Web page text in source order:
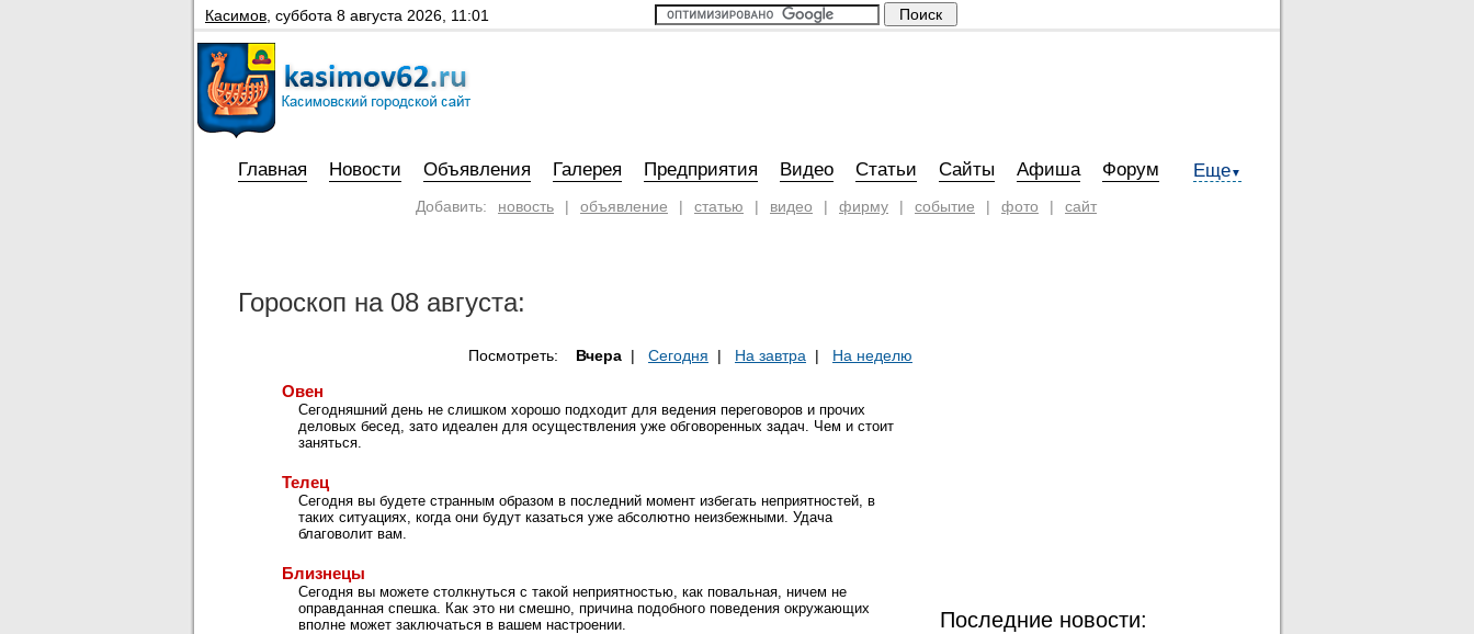
Касимов суббота 8 августа 2026, 11:01
Главная Новости Объявления Галерея Предприятия Видео Статьи Сайты Афиша Форум Еще▼
Добавить: новость | объявление | статью | видео | фирму | событие | фото | сайт
Гороскоп на 08 августа:
Посмотреть: Вчера | Сегодня | На завтра | На неделю
Овен
Сегодняшний день не слишком хорошо подходит для ведения переговоров и прочих
деловых бесед, зато идеален для осуществления уже обговоренных задач. Чем и стоит
заняться.
Телец
Сегодня вы будете странным образом в последний момент избегать неприятностей, в
таких ситуациях, когда они будут казаться уже абсолютно неизбежными. Удача
благоволит вам.
Близнецы
Сегодня вы можете столкнуться с такой неприятностью, как повальная, ничем не
оправданная спешка. Как это ни смешно, причина подобного поведения окружающих
вполне может заключаться в вашем настроении.
Последние новости: